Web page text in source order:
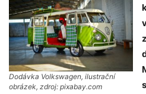
Dodávka Volkswagen, ilustrační
obrázek, zdroj: pixabay.com